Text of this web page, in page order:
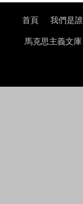
首頁 我們是誰
馬克思主義文庫